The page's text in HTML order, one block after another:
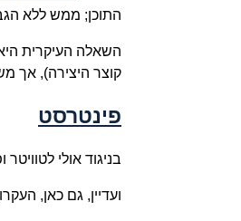
התוכן; ממש ללא
השאלה העיקרית
קוצר היצירה), אך
פינטרסט
בניגוד אולי
ועדיין, גם כאן,